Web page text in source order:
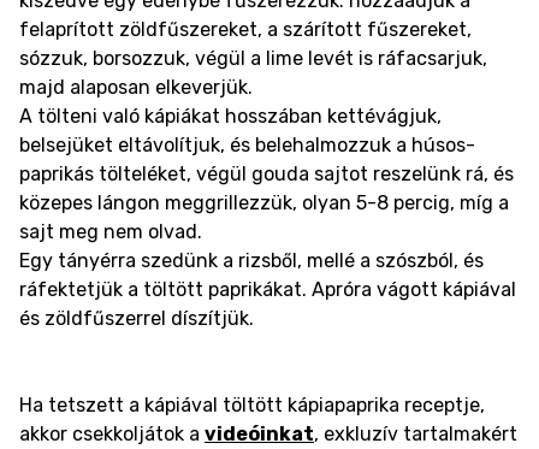
felaprított zöldfűszereket, a szárított fűszereket,
sózzuk, borsozzuk, végül a lime levét is ráfacsarjuk,
majd alaposan elkeverjük.
A tölteni való kápiákat hosszában kettévágjuk,
belsejüket eltávolítjuk, és belehalmozzuk a húsos-
paprikás tölteléket, végül gouda sajtot reszelünk rá, és
közepes lángon meggrillezzük, olyan 5-8 percig, míg a
sajt meg nem olvad.
Egy tányérra szedünk a rizsből, mellé a szószból, és
ráfektetjük a töltött paprikákat. Apróra vágott kápiával
és zöldfűszerrel díszítjük.
Ha tetszett a kápiával töltött kápiapaprika receptje,
akkor csekkoljátok a videóinkat, exkluzív tartalmakért